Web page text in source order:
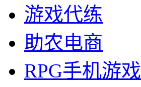
游戏代练
助农电商
RPG手机游戏